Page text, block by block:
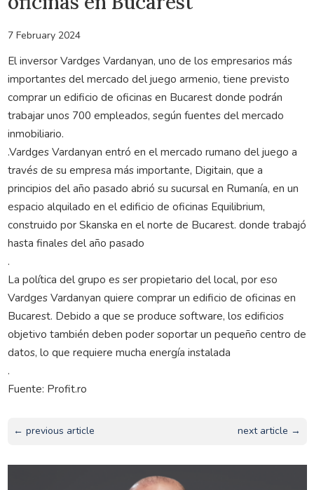
7 February 2024
El inversor Vardges Vardanyan, uno de los empresarios más
importantes del mercado del juego armenio, tiene previsto
comprar un edificio de oficinas en Bucarest donde podrán
trabajar unos 700 empleados, según fuentes del mercado
inmobiliario.
.Vardges Vardanyan entró en el mercado rumano del juego a
través de su empresa más importante, Digitain, que a
principios del año pasado abrió su sucursal en Rumanía, en un
espacio alquilado en el edificio de oficinas Equilibrium,
construido por Skanska en el norte de Bucarest. donde trabajó
hasta finales del año pasado
.
La política del grupo es ser propietario del local, por eso
Vardges Vardanyan quiere comprar un edificio de oficinas en
Bucarest. Debido a que se produce software, los edificios
objetivo también deben poder soportar un pequeño centro de
datos, lo que requiere mucha energía instalada
.
Fuente: Profit.ro
← previous article next article →